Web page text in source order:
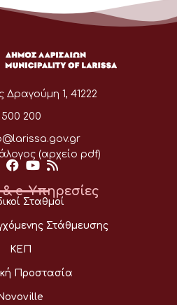
Δραγούμη 1, 41222
500 200
(αρχείο pdf)
e-Υπηρεσίες
Σταθμοί
Στάθμευσης
ΚΕΠ
Προστασία